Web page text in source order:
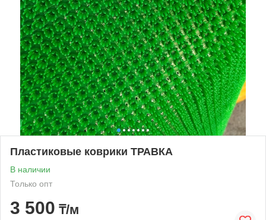
Пластиковые коврики ТРАВКА
В наличии
Только опт
3 500 ₸/м